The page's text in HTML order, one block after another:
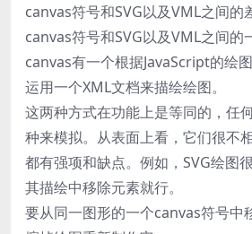
canvas符号和SVG以及VML之间的
canvas符号和SVG以及VML之间的
canvas有一个根据JavaScript的绘
运用一个XML文档来描绘绘图。
这两种方式在功能上是等同的，任
种来模拟。从表面上看，它们很不
都有强项和缺点。例如，SVG绘图
其描绘中移除元素就行。
要从同一图形的一个canvas符号中